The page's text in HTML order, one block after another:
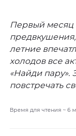
Первый месяц
летние
холодов все
«Найди пару».
повстречать
Время для чтения ~ 6